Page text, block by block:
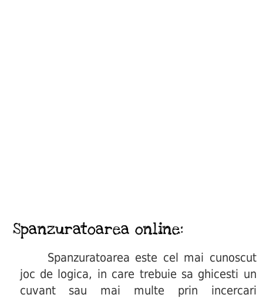
Spanzuratoarea online:
Spanzuratoarea este cel mai cunoscut
joc de logica, in care trebuie sa ghicesti un
cuvant sau mai multe prin incercari